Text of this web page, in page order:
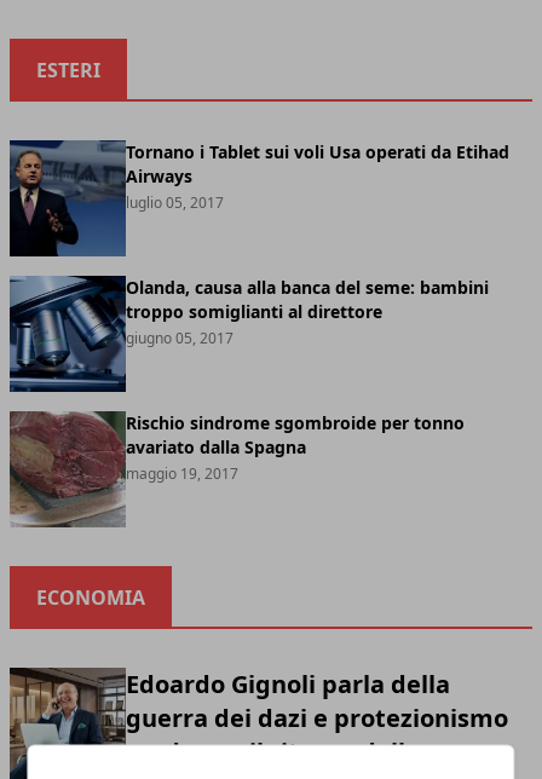
ESTERI
Tornano i Tablet sui voli Usa operati da Etihad
Airways
luglio 05, 2017
Olanda, causa alla banca del seme: bambini
troppo somiglianti al direttore
giugno 05, 2017
Rischio sindrome sgombroide per tonno
avariato dalla Spagna
maggio 19, 2017
ECONOMIA
Edoardo Gignoli parla della
guerra dei dazi e protezionismo
moderno: il ritorno della